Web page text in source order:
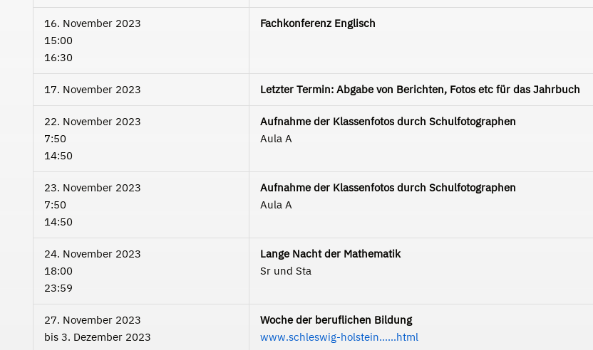
16. November 2023
15:00
16:30
Fachkonferenz Englisch
17. November 2023 Letzter Termin: Abgabe von Berichten, Fotos etc für das Jahrbuch
22. November 2023
7:50
14:50
Aufnahme der Klassenfotos durch Schulfotographen
Aula A
23. November 2023
7:50
14:50
Aufnahme der Klassenfotos durch Schulfotographen
Aula A
24. November 2023
18:00
23:59
Lange Nacht der Mathematik
Sr und Sta
27. November 2023
bis 3. Dezember 2023
Woche der beruflichen Bildung
www.schleswig-holstein......html